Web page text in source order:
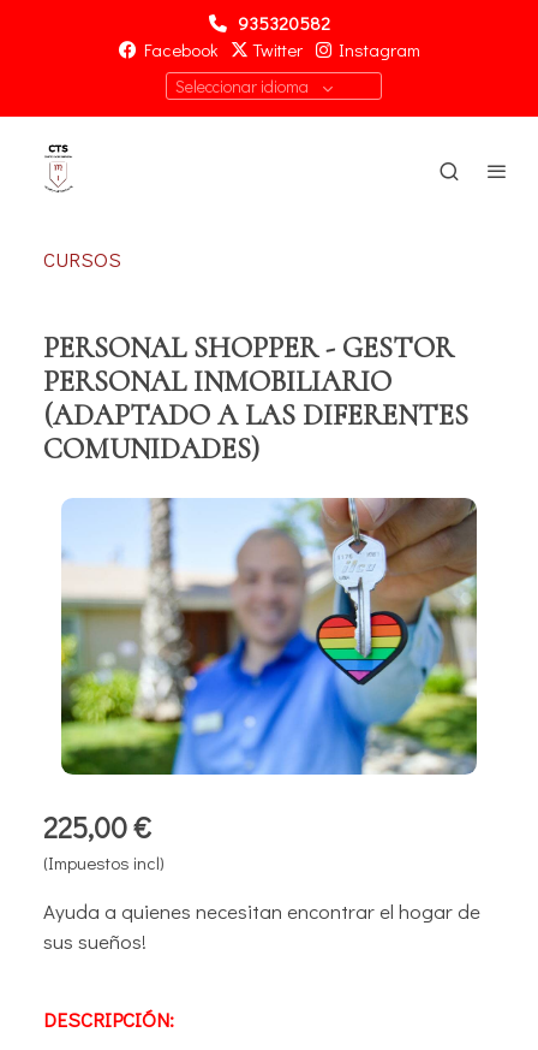
935320582
Facebook
Twitter Instagram
Seleccionar idioma
CURSOS
PERSONAL SHOPPER - GESTOR
PERSONAL INMOBILIARIO
(ADAPTADO A LAS DIFERENTES
COMUNIDADES)
225,00 €
(Impuestos incl)
Ayuda a quienes necesitan encontrar el hogar de
sus sueños!
DESCRIPCIÓN: